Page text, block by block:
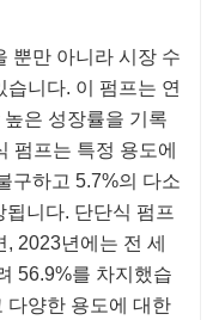
뿐만 아니라 시장 수
니다. 이 펌프는 연
은 성장률을 기록
펌프는 특정 용도에
구하고 5.7%의 다소
니다. 단단식 펌프
2023년에는 전 세
56.9%를 차지했습
다양한 용도에 대한